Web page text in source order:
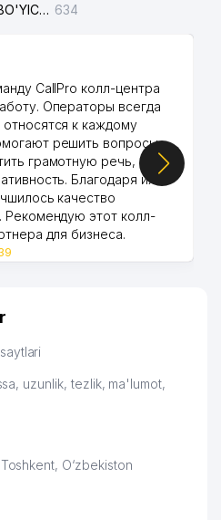
FUQAROLIK ISHLARI BO'YICHA UCH-TEPA TUMANI SUDI 634
CallPro колл-центра
Операторы всегда
к каждому
решить вопросы.
грамотную речь,
Благодаря их
качество
Рекомендую этот колл-
для бизнеса.
uzunlik, tezlik, ma'lumot,
O‘zbekiston